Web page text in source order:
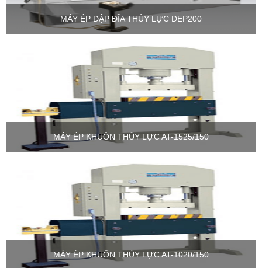
MÁY ÉP DẬP ĐĨA THỦY LỰC DEP200
MÁY ÉP KHUÔN THỦY LỰC AT-1525/150
MÁY ÉP KHUÔN THỦY LỰC AT-1020/150